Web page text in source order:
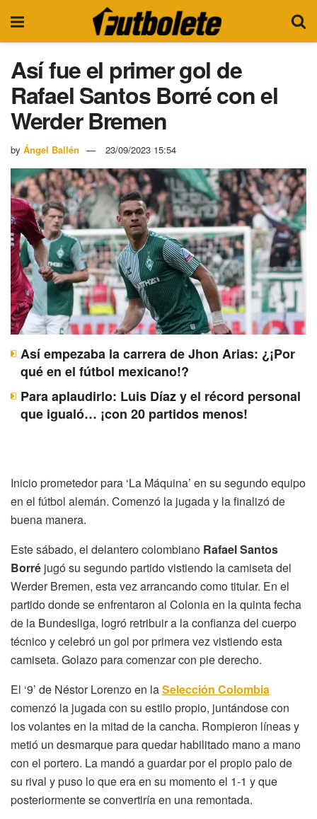
Así fue el primer gol de
Rafael Santos Borré con el
Werder Bremen
by Ángel Ballén 23/09/2023 15:54
Así empezaba la carrera de Jhon Arias: ¿¡Por
qué en el fútbol mexicano!?
Para aplaudirlo: Luis Díaz y el récord personal
que igualó… ¡con 20 partidos menos!
Inicio prometedor para ‘La Máquina’ en su segundo equipo
en el fútbol alemán. Comenzó la jugada y la finalizó de
buena manera.
Este sábado, el delantero colombiano Rafael Santos
Borré jugó su segundo partido vistiendo la camiseta del
Werder Bremen, esta vez arrancando como titular. En el
partido donde se enfrentaron al Colonia en la quinta fecha
de la Bundesliga, logró retribuir a la confianza del cuerpo
técnico y celebró un gol por primera vez vistiendo esta
camiseta. Golazo para comenzar con pie derecho.
El ‘9’ de Néstor Lorenzo en laSelección Colombia
comenzó la jugada con su estilo propio, juntándose con
los volantes en la mitad de la cancha. Rompieron líneas y
metió un desmarque para quedar habilitado mano a mano
con el portero. La mandó a guardar por el propio palo de
su rival y puso lo que era en su momento el 1-1 y que
posteriormente se convertiría en una remontada.